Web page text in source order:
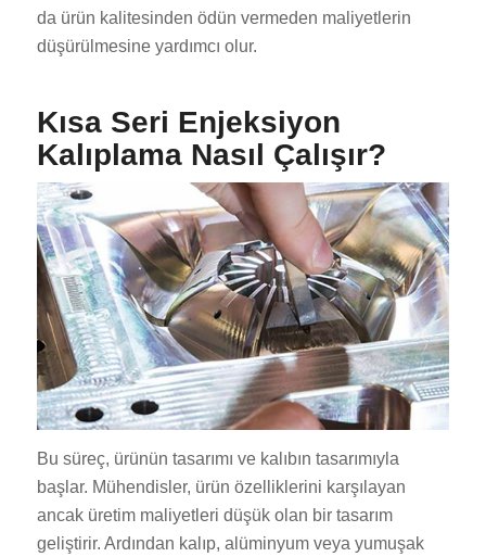
da ürün kalitesinden ödün vermeden maliyetlerin
düşürülmesine yardımcı olur.
Kısa Seri Enjeksiyon
Kalıplama Nasıl Çalışır?
Bu süreç, ürünün tasarımı ve kalıbın tasarımıyla
başlar. Mühendisler, ürün özelliklerini karşılayan
ancak üretim maliyetleri düşük olan bir tasarım
geliştirir. Ardından kalıp, alüminyum veya yumuşak